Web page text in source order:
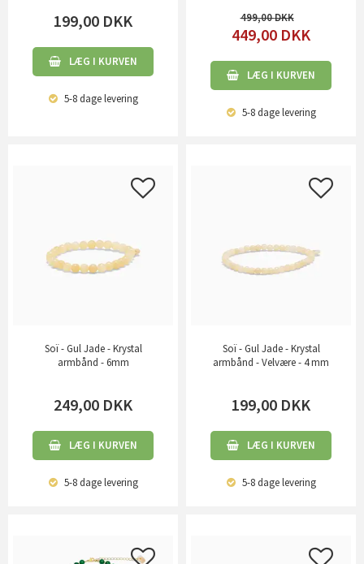
199,00 DKK
LÆG I KURVEN
5-8 dagelevering
499,00
449,00 DKK
LÆG I KURVEN
5-8 dagelevering
Soï - Gul Jade - Krystal
armbånd - 6mm
249,00 DKK
LÆG I KURVEN
5-8 dagelevering
Soï - Gul Jade - Krystal
armbånd - Velvære - 4 mm
199,00 DKK
LÆG I KURVEN
5-8 dagelevering